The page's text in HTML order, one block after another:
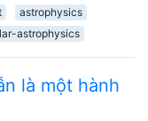
astrophysics
astrophysics
là một hành